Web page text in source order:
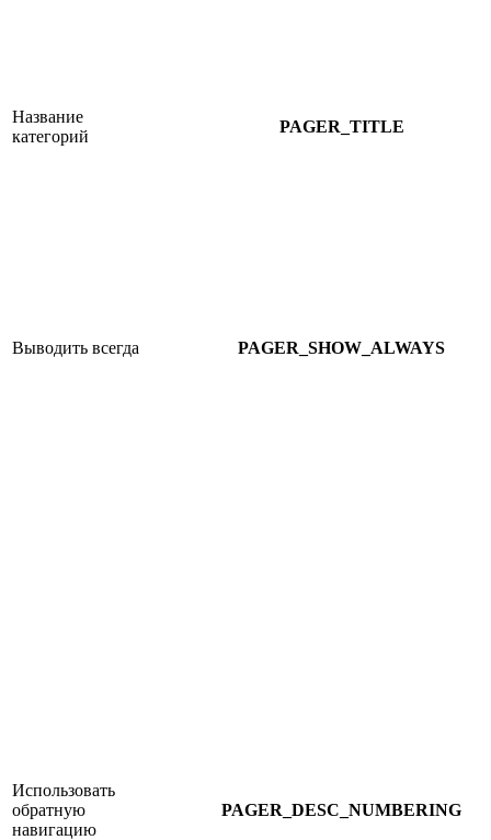
Название
категорий
PAGER_TITLE
Выводить всегда PAGER_SHOW_ALWAYS
Использовать
обратную
навигацию
PAGER_DESC_NUMBERING